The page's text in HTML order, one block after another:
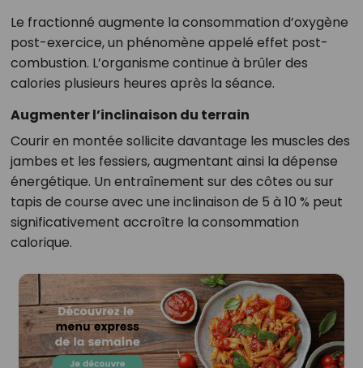
Le fractionné augmente la consommation d’oxygène
post-exercice, un phénomène appelé effet post-
combustion. L’organisme continue à brûler des
calories plusieurs heures après la séance.
Augmenter l’inclinaison du terrain
Courir en montée sollicite davantage les muscles des
jambes et les fessiers, augmentant ainsi la dépense
énergétique. Un entraînement sur des côtes ou sur
tapis de course avec une inclinaison de 5 à 10 % peut
significativement accroître la consommation
calorique.